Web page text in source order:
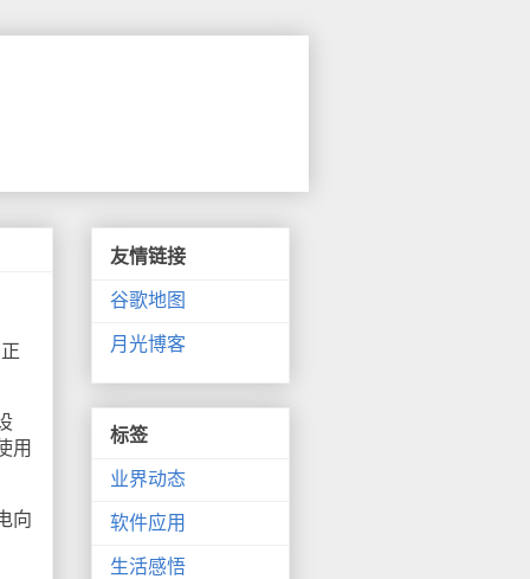
用
向
友情链接
谷歌地图
月光博客
标签
业界动态
软件应用
生活感悟